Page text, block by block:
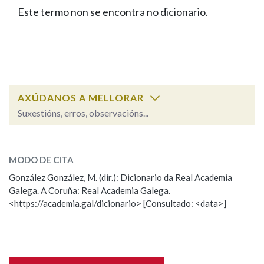
FIGURAS HOMENAXEADAS
PORTAL DAS PALABRAS
Facebook
TwitterYoutubeInstagram
Bluesky
BUSCAR NOS LEMAS
Remata por
BUSCAR NO CONTIDO
Nas definicións
Este termo non se encontra no dicionario.
AXÚDANOS A MELLORAR
Suxestións, erros, observacións...
Observación
Nome
MODO DE CITA
González González, M. (dir.): Dicionario da Real Academia
Galega. A Coruña: Real Academia Galega.
<https://academia.gal/dicionario> [Consultado: <data>]